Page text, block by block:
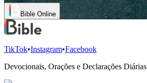
Bible Online
TikTok•Instagram•Facebook
Devocionais, Orações e Declarações Diárias